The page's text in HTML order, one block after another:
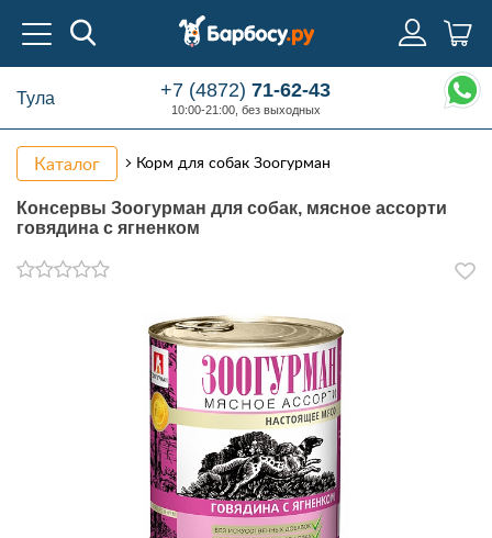
Тула +7 (4872)71-62-43
10:00-21:00, без выходных
Каталог Корм для собак Зоогурман
Консервы Зоогурман для собак, мясное ассорти
говядина с ягненком